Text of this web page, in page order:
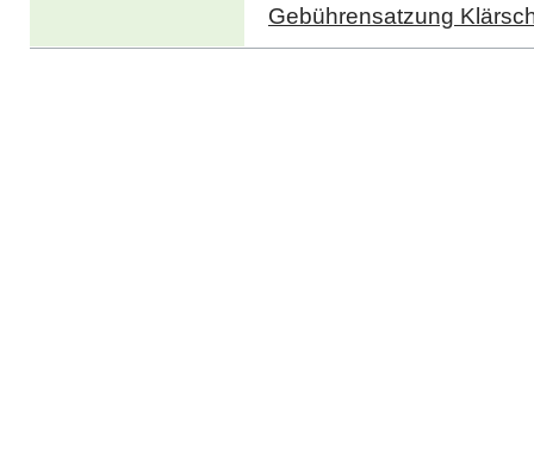
Gebührensatzung